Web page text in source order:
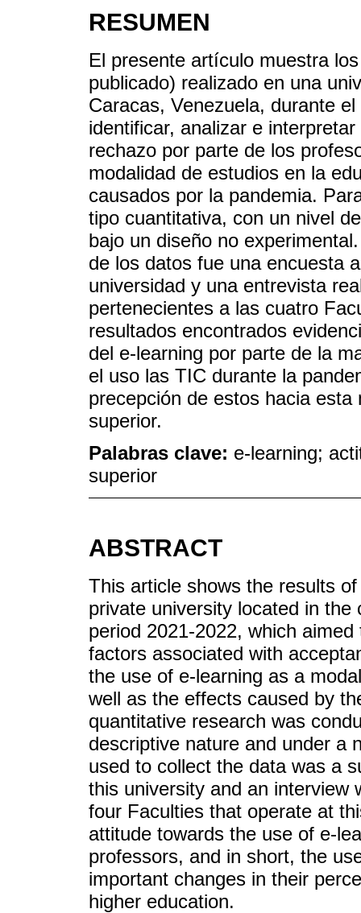
RESUMEN
El presente artículo muestra
publicado) realizado en una
Caracas, Venezuela, durante
identificar, analizar e
rechazo por parte de los
modalidad de estudios en la
causados por la pandemia.
tipo cuantitativa, con un nivel
bajo un diseño no
de los datos fue una encuesta
universidad y una entrevista
pertenecientes a las cuatro
resultados encontrados
del e-learning por parte de la
el uso las TIC durante la
precepción de estos hacia
superior.
Palabras clave: e-learning;
superior
ABSTRACT
This article shows the results
private university located in
period 2021-2022, which
factors associated with
the use of e-learning as a
well as the effects caused by
quantitative research was
descriptive nature and under a
used to collect the data was a
this university and an interview
four Faculties that operate at
attitude towards the use of e-
professors, and in short, the
important changes in their
higher education.